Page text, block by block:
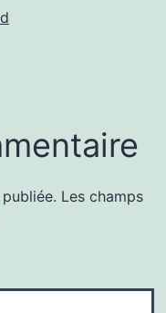
Les champs